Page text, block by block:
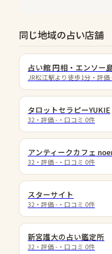
同じ地域の占い店舗
占い館 円相・エンソー
JR松江駅より徒歩1分 ・評価
タロットセラピーYUKIE
32 ・評価 - ・口コミ 0件
アンティークカフェ
32 ・評価 - ・口コミ 0件
スターサイト
32 ・評価 - ・口コミ 0件
新宮護大の占い鑑定所
32 ・評価 - ・口コミ 0件